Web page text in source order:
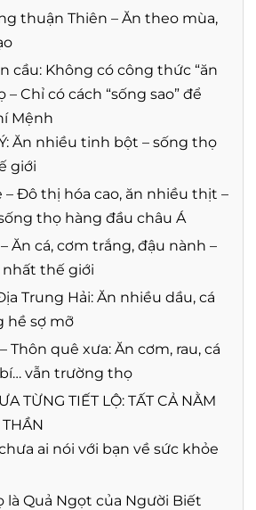
thuận Thiên – Ăn theo mùa,
cầu: Không có công thức “ăn
– Chỉ có cách “sống sao” để
Mệnh
Ý: Ăn nhiều tinh bột – sống thọ
giới
– Đô thị hóa cao, ăn nhiều thịt –
thọ hàng đầu châu Á
Ăn cá, cơm trắng, đậu nành –
thế giới
Trung Hải: Ăn nhiều dầu, cá
hề sợ mỡ
Thôn quê xưa: Ăn cơm, rau, cá
vẫn trường thọ
TỪNG TIẾT LỘ: TẤT CẢ NẰM
ai nói với bạn về sức khỏe
là Quả Ngọt của Người Biết